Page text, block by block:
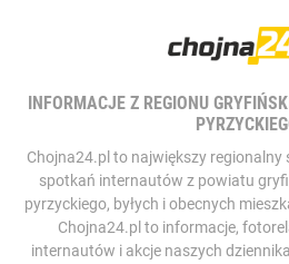
INFORMACJE Z REGIONU
Chojna24.pl to największy regionalny
spotkań internautów z powiatu
pyrzyckiego, byłych i obecnych
Chojna24.pl to informacje,
internautów i akcje naszych